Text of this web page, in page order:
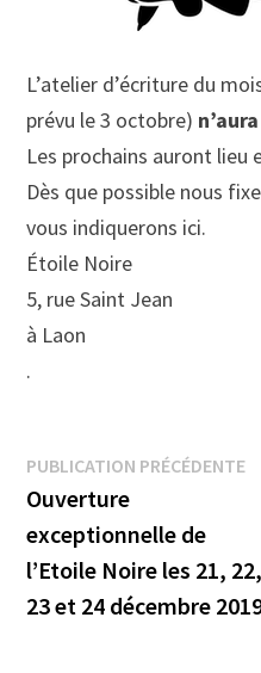
L’atelier d’écriture du
prévu le 3 octobre)
Les prochains auront
Dès que possible nous
vous indiquerons ici.
Étoile Noire
5, rue Saint Jean
à Laon
.
Navigation
de
l’article
PUBLICATION PRÉCÉDENTE
Ouverture
exceptionnelle de
l’Etoile Noire les 21, 22,
23 et 24 décembre